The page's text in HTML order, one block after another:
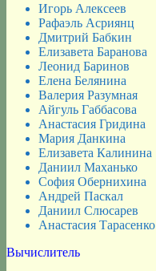
Игорь Алексеев
Рафаэль Асриянц
Дмитрий Бабкин
Елизавета Баранова
Леонид Баринов
Елена Белянина
Валерия Разумная
Айгуль Габбасова
Анастасия Гридина
Мария Данкина
Елизавета Калинина
Даниил Маханько
София Обернихина
Андрей Паскал
Даниил Слюсарев
Анастасия Тарасенко
Вычислитель